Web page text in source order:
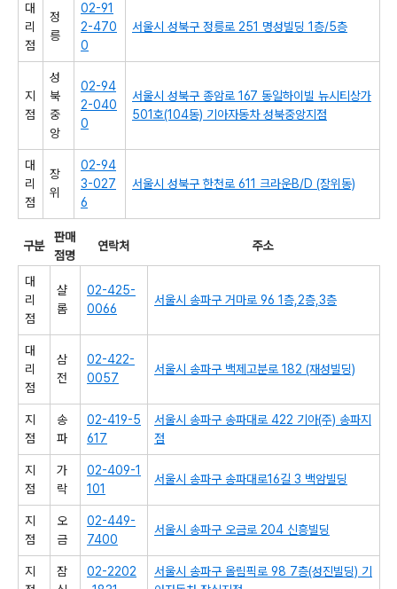
대
리
점
정
릉
02-91
2-470
0
서울시 성북구 정릉로 251 명성빌딩 1층/5층
지
점
성
북
중
앙
02-94
2-040
0
서울시 성북구 종암로 167 동일하이빌 뉴시티상가
501호(104동) 기아자동차 성북중앙지점
대
리
점
장
위
02-94
3-027
6
서울시 성북구 한천로 611 크라운B/D (장위동)
구분
판매
점명
연락처 주소
대
리
점
샬
롬
02-425-
0066
서울시 송파구 거마로 96 1층,2층,3층
대
리
점
삼
전
02-422-
0057
서울시 송파구 백제고분로 182 (재성빌딩)
지
점
송
파
02-419-5
617
서울시 송파구 송파대로 422 기아(주) 송파지
점
지
점
가
락
02-409-1
101
서울시 송파구 송파대로16길 3 백암빌딩
지
점
오
금
02-449-
7400
서울시 송파구 오금로 204 신흥빌딩
지
잠
02-2202
서울시 송파구 올림픽로 98 7층(성진빌딩) 기